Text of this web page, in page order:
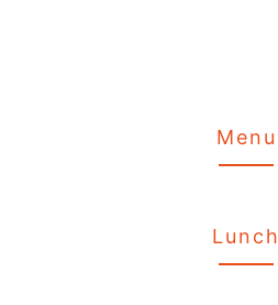
Menu
Lunch